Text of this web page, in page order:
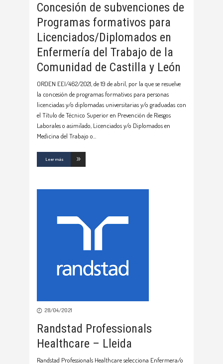
Concesión de subvenciones de
Programas formativos para
Licenciados/Diplomados en
Enfermería del Trabajo de la
Comunidad de Castilla y León
ORDEN EEI/462/2021, de 19 de abril, por la que se resuelve
la concesión de programas formativos para personas
licenciadas y/o diplomadas universitarias y/o graduadas con
el Título de Técnico Superior en Prevención de Riesgos
Laborales o asimilado, Licenciados y/o Diplomados en
Medicina del Trabajo o
Leer más
28/04/2021
Randstad Professionals
Healthcare – Lleida
Randstad Professionals Healthcare selecciona Enfermera/o